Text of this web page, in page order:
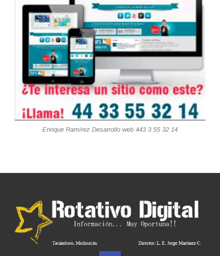
Enrique Ramírez Desarrollo web 443 3 55 32 14